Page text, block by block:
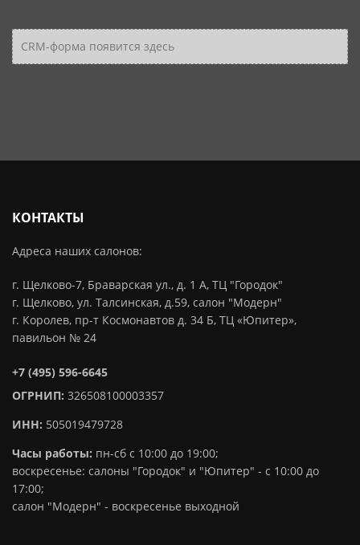
CRM-форма появится здесь
КОНТАКТЫ
Адреса наших салонов:
г. Щелково-7, Браварская ул., д. 1 А, ТЦ "Городок"
г. Щелково, ул. Талсинская, д.59, салон "Модерн"
г. Королев, пр-т Космонавтов д. 34 Б, ТЦ «Юпитер»,
павильон № 24
+7 (495) 596-6645
ОГРНИП: 326508100003357
ИНН: 505019479728
Часы работы: пн-сб с 10:00 до 19:00;
воскресенье: салоны "Городок" и "Юпитер" - с 10:00 до
17:00;
салон "Модерн" - воскресенье выходной